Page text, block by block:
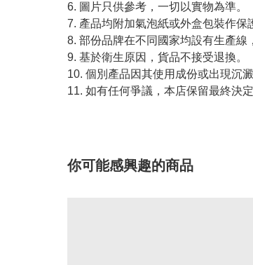
6. 圖片只供參考，一切以實物為準。
7. 產品均附加氣泡紙或外盒包裝作保
8. 部份品牌在不同國家均設有生產線
9. 基於衛生原因，貨品不接受退換。
10. 個別產品因其使用成份或出現沉
11. 如有任何爭議，本店保留最終決定
你可能感興趣的商品